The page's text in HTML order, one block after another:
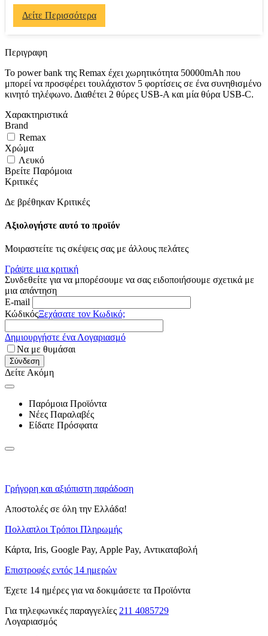
Δείτε Περισσότερα
Περιγραφη
Το power bank της Remax έχει χωρητικότητα 50000mAh που
μπορεί να προσφέρει τουλάχιστον 5 φορτίσεις σε ένα συνηθισμένο
κινητό τηλέφωνο. Διαθέτει 2 θύρες USB-A και μία θύρα USB-C.
Χαρακτηριστικά
Brand
Remax
Χρώμα
Λευκό
Βρείτε Παρόμοια
Κριτικές
Δε βρέθηκαν Κριτικές
Αξιολογήστε αυτό το προϊόν
Μοιραστείτε τις σκέψεις σας με άλλους πελάτες
Γράψτε μια κριτική
Συνδεθείτε για να μπορέσουμε να σας ειδοποιήσουμε σχετικά με
μια απάντηση
E-mail
ΚώδικόςΞεχάσατε τον Κωδικό;
Δημιουργήστε ένα Λογαριασμό
Να με θυμάσαι
Σύνδεση
Δείτε Ακόμη
Παρόμοια Προϊόντα
Νέες Παραλαβές
Είδατε Πρόσφατα
Γρήγορη και αξιόπιστη παράδοση
Αποστολές σε όλη την Ελλάδα!
Πολλαπλοι Τρόποι Πληρωμής
Κάρτα, Iris, Google Pay, Apple Pay, Αντικαταβολή
Επιστροφές εντός 14 ημερών
Έχετε 14 ημέρες για να δοκιμάσετε τα Προϊόντα
Για τηλεφωνικές παραγγελίες 211 4085729
Λογαριασμός